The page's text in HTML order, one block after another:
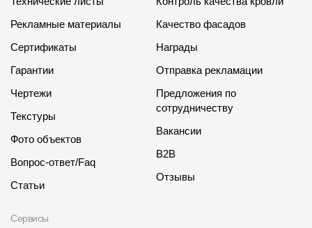
8 800 100 71 45site@docke.ru
Адрес
125212, Россия, Москва, Головинское ш., д. 5, стр. 1(БЦ
Режим работы
Пн-Пт - 10-19
Рекламные материалы
Сертификаты
Гарантии
Чертежи
Текстуры
Фото объектов
Вопрос-ответ/Faq
Статьи
Сервисы
Качество фасадов
Награды
Отправка рекламации
Предложения по
сотрудничеству
Вакансии
B2B
Отзывы